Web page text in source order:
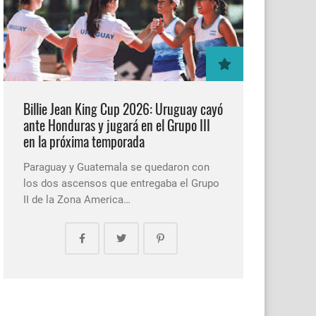
Billie Jean King Cup 2026: Uruguay cayó
ante Honduras y jugará en el Grupo III
en la próxima temporada
Paraguay y Guatemala se quedaron con
los dos ascensos que entregaba el Grupo
II de la Zona America…